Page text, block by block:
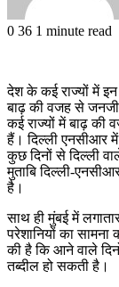
0 36 1 minute read
देश के कई राज्यों में इन
बाढ़ की वजह से
कई राज्यों में बाढ़ की
हैं। दिल्ली एनसीआर
कुछ दिनों से दिल्ली
मुताबि दिल्‍ली-
है।
साथ ही मुंबई में
परेशानियों का सामना
की है कि आने वाले
तब्दील हो सकती है।